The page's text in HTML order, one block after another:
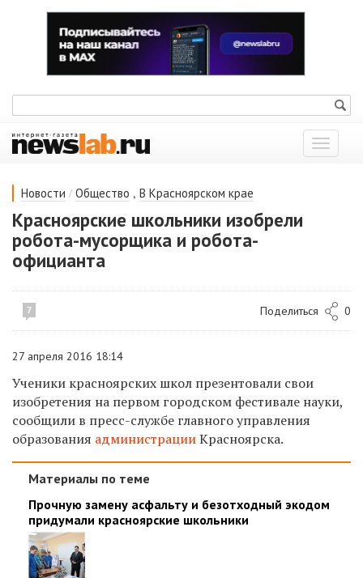
Показать
меню
Новости / Общество , В Красноярском крае
Красноярские школьники изобрели
робота-мусорщика и робота-
официанта
7 Поделиться 0
27 апреля 2016 18:14
Ученики красноярских школ презентовали свои
изобретения на первом городском фестивале науки,
сообщили в пресс-службе главного управления
образования администрацииКрасноярска.
Материалы по теме
Прочную замену асфальту и безотходный экодом
придумали красноярские школьники